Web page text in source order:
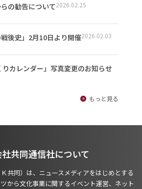
の勧告について2026.02.25
後史」2月10日より開催2026.02.03
りカレンダー」写真変更のお知らせ
もっと見る
共同通信社について
共同）は、ニュースメディアをはじめとする
から文化事業に関するイベント運営、ネット